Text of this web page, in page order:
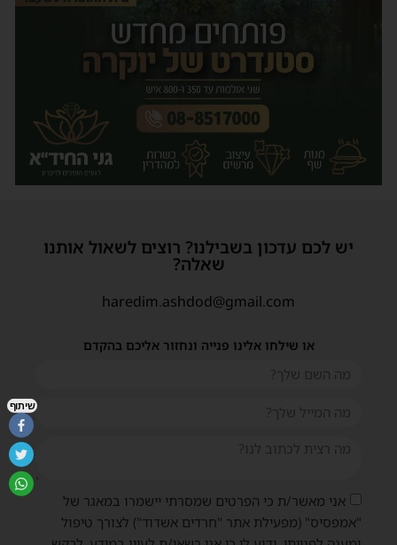
יש לכם עדכון בשבילנו? רוצים לשאול אותנו
שאלה?
haredim.ashdod@gmail.com
או שילחו אלינו פנייה ונחזור אליכם בהקדם
אני מאשר/ת כי הפרטים שמסרתי יישמרו במאגר של
"אמפסיס" (מפעילת אתר "חרדים אשדוד") לצורך טיפול
שיתוף